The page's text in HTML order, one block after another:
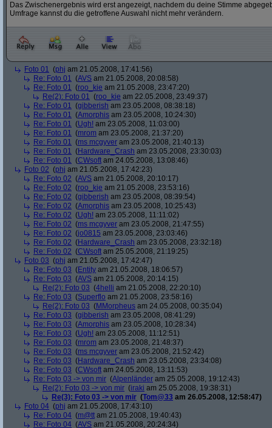
Das Zwischenergebnis wird erst angezeigt, nachdem du deine Stimme
Umfrage kannst du die getroffene Auswahl nicht mehr verändern.
Foto 01 (phj am 21.05.2008, 17:41:56)
Re: Foto 01 (AVS am 21.05.2008, 20:08:58)
Re: Foto 01 (roo_kie am 21.05.2008, 23:47:20)
Re(2): Foto 01 (roo_kie am 22.05.2008, 23:49:37)
Re: Foto 01 (gibberish am 23.05.2008, 08:38:18)
Re: Foto 01 (Amorphis am 23.05.2008, 10:24:30)
Re: Foto 01 (Ugh! am 23.05.2008, 11:03:00)
Re: Foto 01 (mrom am 23.05.2008, 21:37:20)
Re: Foto 01 (ms mcgyver am 23.05.2008, 21:40:13)
Re: Foto 01 (Hardware_Crash am 23.05.2008, 23:30:03)
Re: Foto 01 (CWsoft am 24.05.2008, 13:08:46)
Foto 02 (phj am 21.05.2008, 17:42:23)
Re: Foto 02 (AVS am 21.05.2008, 20:10:17)
Re: Foto 02 (roo_kie am 21.05.2008, 23:53:16)
Re: Foto 02 (gibberish am 23.05.2008, 08:39:54)
Re: Foto 02 (Amorphis am 23.05.2008, 10:25:43)
Re: Foto 02 (Ugh! am 23.05.2008, 11:11:02)
Re: Foto 02 (ms mcgyver am 23.05.2008, 21:47:55)
Re: Foto 02 (jo0815 am 23.05.2008, 23:03:46)
Re: Foto 02 (Hardware_Crash am 23.05.2008, 23:32:18)
Re: Foto 02 (CWsoft am 25.05.2008, 21:19:25)
Foto 03 (phj am 21.05.2008, 17:42:47)
Re: Foto 03 (Entity am 21.05.2008, 18:06:57)
Re: Foto 03 (AVS am 21.05.2008, 20:14:15)
Re(2): Foto 03 (4helli am 21.05.2008, 22:20:10)
Re: Foto 03 (Superflo am 21.05.2008, 23:58:16)
Re(2): Foto 03 (MMorpheus am 24.05.2008, 00:35:04)
Re: Foto 03 (gibberish am 23.05.2008, 08:41:29)
Re: Foto 03 (Amorphis am 23.05.2008, 10:28:34)
Re: Foto 03 (Ugh! am 23.05.2008, 11:12:51)
Re: Foto 03 (mrom am 23.05.2008, 21:48:37)
Re: Foto 03 (ms mcgyver am 23.05.2008, 21:52:42)
Re: Foto 03 (Hardware_Crash am 23.05.2008, 23:34:08)
Re: Foto 03 (CWsoft am 24.05.2008, 13:11:53)
Re: Foto 03 -> von mir (Alpenländer am 25.05.2008, 19:12:43)
Re(2): Foto 03 -> von mir (iraki am 25.05.2008, 19:38:31)
Re(3): Foto 03 -> von mir (Tom@33 am 26.05.2008, 12:58:47)
Foto 04 (phj am 21.05.2008, 17:43:10)
Re: Foto 04 (m@tt am 21.05.2008, 19:40:43)
Re: Foto 04 (AVS am 21.05.2008, 20:24:34)